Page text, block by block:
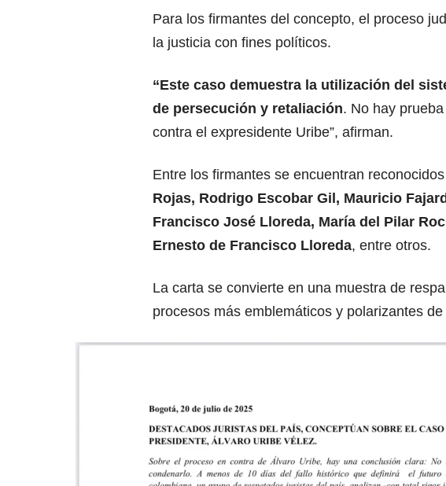
Para los firmantes del concepto, el proceso
la justicia con fines políticos.
“Este caso demuestra la utilización del
de persecución y retaliación. No hay
contra el expresidente Uribe”, afirman.
Entre los firmantes se encuentran
Rojas, Rodrigo Escobar Gil, Mauricio
Francisco José Lloreda, María del Pilar
Ernesto de Francisco Lloreda, entre otros.
La carta se convierte en una muestra de
procesos más emblemáticos y polarizantes